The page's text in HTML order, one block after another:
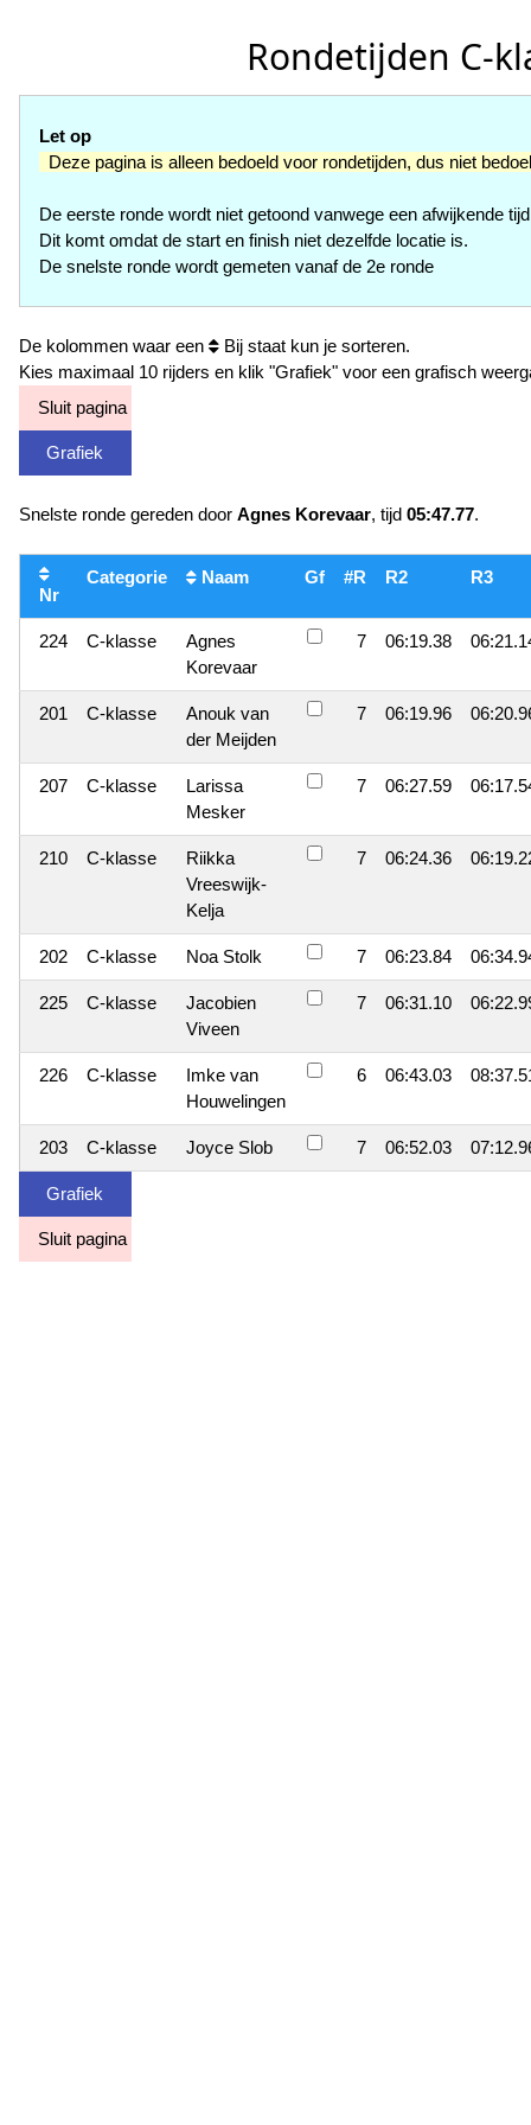
Rondetijden C-
Let op
Deze pagina is alleen bedoeld voor rondetijden, dus niet
De eerste ronde wordt niet getoond vanwege een afwijkende
Dit komt omdat de start en finish niet dezelfde locatie is.
De snelste ronde wordt gemeten vanaf de 2e ronde
De kolommen waar een
Bij staat kun je sorteren.
Kies maximaal 10 rijders en klik "Grafiek" voor een grafisch
Sluit pagina
Grafiek
Snelste ronde gereden door Agnes Korevaar, tijd 05:47.77.
Nr
Categorie Naam Gf #R R2 R3
224 C-klasse
Agnes
Korevaar
7 06:19.38
201 C-klasse
Anouk van
der Meijden
7 06:19.96
207 C-klasse
Larissa
Mesker
7 06:27.59
210 C-klasse
Riikka
Vreeswijk-
Kelja
7 06:24.36
202 C-klasse Noa Stolk 7 06:23.84
225 C-klasse
Jacobien
Viveen
7 06:31.10
226 C-klasse
Imke van
Houwelingen
6 06:43.03
203 C-klasse Joyce Slob 7 06:52.03
Grafiek
Sluit pagina